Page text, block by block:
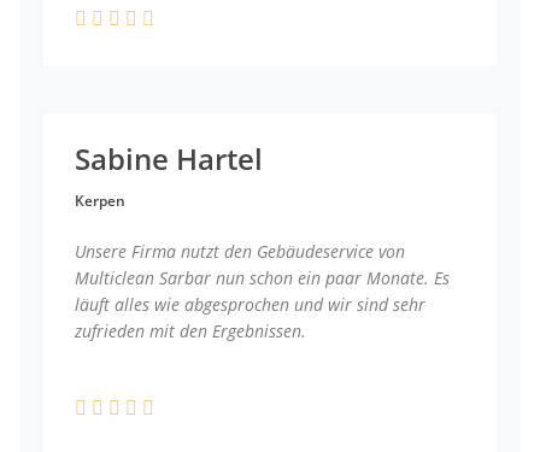
Sabine Hartel
Kerpen
Unsere Firma nutzt den Gebäudeservice von
Multiclean Sarbar nun schon ein paar Monate. Es
läuft alles wie abgesprochen und wir sind sehr
zufrieden mit den Ergebnissen.